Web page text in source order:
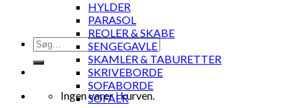
Søg
efter:
Ingen varer i kurven.
HYLDER
PARASOL
REOLER & SKABE
SENGEGAVLE
SKAMLER & TABURETTER
SKRIVEBORDE
SOFABORDE
SOFAER